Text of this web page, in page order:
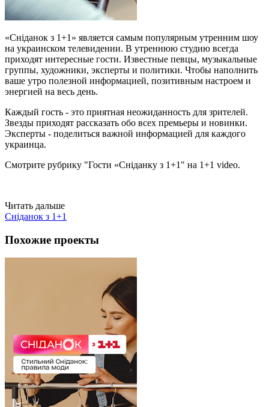
«Сніданок з 1+1» является самым популярным утренним шоу
на украинском телевидении. В утреннюю студию всегда
приходят интересные гости. Известные певцы, музыкальные
группы, художники, эксперты и политики. Чтобы наполнить
ваше утро полезной информацией, позитивным настроем и
энергией на весь день.
Каждый гость - это приятная неожиданность для зрителей.
Звезды приходят рассказать обо всех премьеры и новинки.
Эксперты - поделиться важной информацией для каждого
украинца.
Смотрите рубрику "Гости «Сніданку з 1+1" на 1+1 video.
Читать дальше
Сніданок з 1+1
Похожие проекты